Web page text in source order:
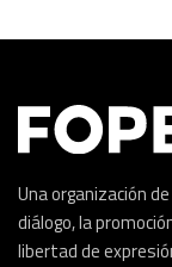
Una organización
diálogo, la
libertad de